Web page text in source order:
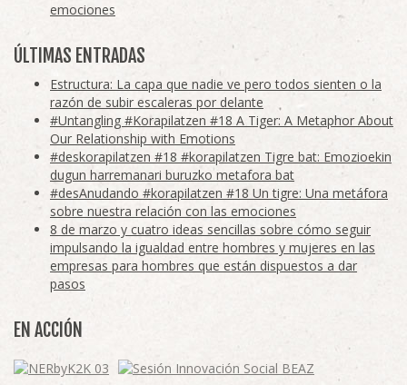
emociones
ÚLTIMAS ENTRADAS
Estructura: La capa que nadie ve pero todos sienten o la
razón de subir escaleras por delante
#Untangling #Korapilatzen #18 A Tiger: A Metaphor About
Our Relationship with Emotions
#deskorapilatzen #18 #korapilatzen Tigre bat: Emozioekin
dugun harremanari buruzko metafora bat
#desAnudando #korapilatzen #18 Un tigre: Una metáfora
sobre nuestra relación con las emociones
8 de marzo y cuatro ideas sencillas sobre cómo seguir
impulsando la igualdad entre hombres y mujeres en las
empresas para hombres que están dispuestos a dar
pasos
EN ACCIÓN